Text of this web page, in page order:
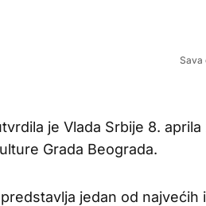
Sava
je Vlada Srbije 8. aprila
Grada Beograda.
jedan od najvećih i